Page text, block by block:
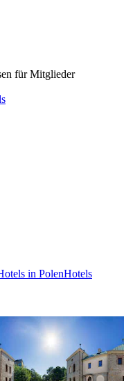
für Mitglieder
in PolenHotels